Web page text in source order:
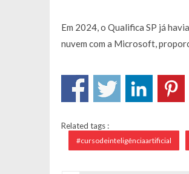
Em 2024, o Qualifica SP já
nuvem com a Microsoft,
Related tags :
#cursodeinteligênciaartificial